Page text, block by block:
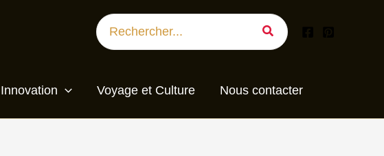
Search
for:
Voyage et Culture Nous contacter